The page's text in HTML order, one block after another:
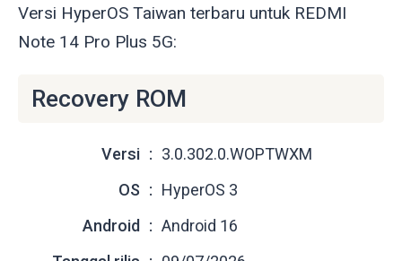
Versi HyperOS Taiwan terbaru untuk REDMI
Note 14 Pro Plus 5G:
Recovery ROM
Versi
3.0.302.0.WOPTWXM
OS
HyperOS 3
Android
Android 16